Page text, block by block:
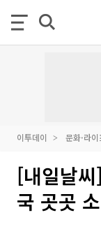
이투데이 문화·라이
[내일날
국 곳곳